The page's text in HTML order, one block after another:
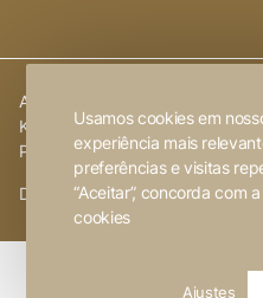
Usamos cookies em
experiência mais
preferências e visitas
“Aceitar”, concorda com
cookies
Ajustes
Alleanza Cerâmica | CNPJ.:
Km 101,6
Porto Ferreira-SP
Desenvolvido porFW2